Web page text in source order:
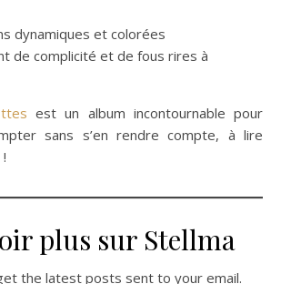
dynamiques et colorées
de complicité et de fous rires à
est un album incontournable pour
sans s’en rendre compte, à lire
plus sur Stellma
the latest posts sent to your email.